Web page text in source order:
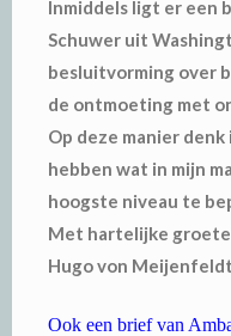
Inmiddels ligt er een
Schuwer uit
besluitvorming over
de ontmoeting met
Op deze manier denk
hebben wat in mijn
hoogste niveau te
Met hartelijke
Hugo von Meijenfeldt
Ook een brief van